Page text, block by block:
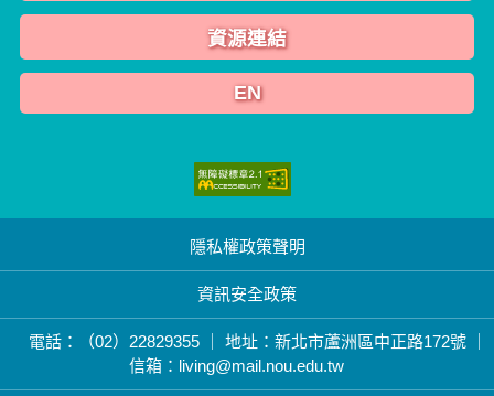
資源連結
EN
隱私權政策聲明
資訊安全政策
電話：（02）22829355 ｜ 地址：新北市蘆洲區中正路172號 ｜
信箱：living@mail.nou.edu.tw